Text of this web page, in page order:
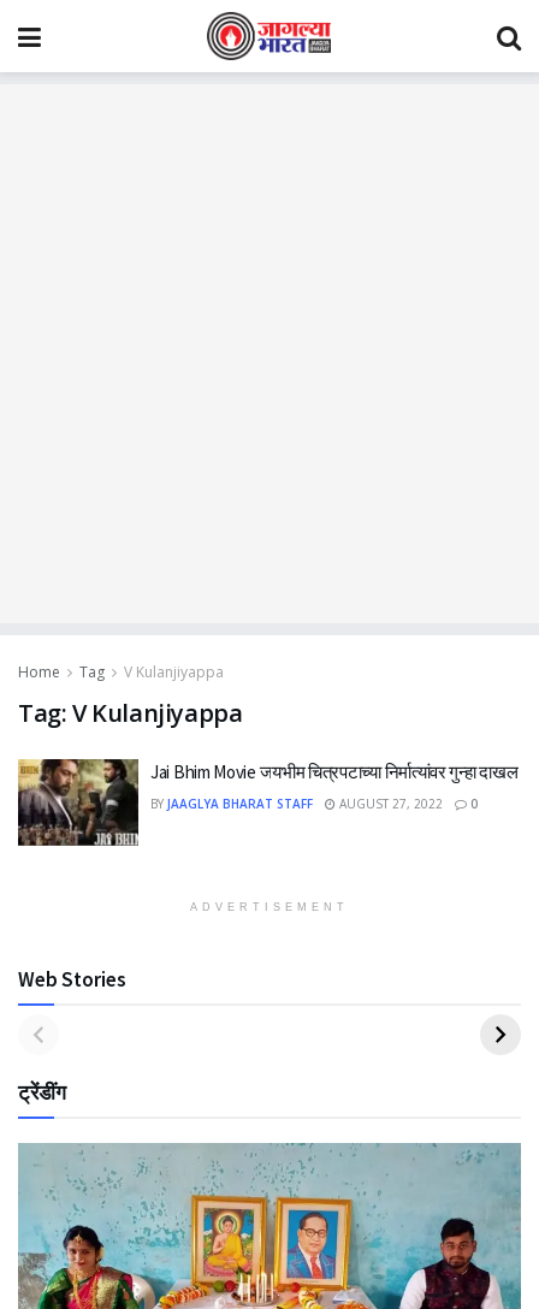
Home Tag V Kulanjiyappa
Tag:V Kulanjiyappa
Jai Bhim Movie जयभीम चित्रपटाच्या निर्मात्यांवर गुन्हा दाखल
BY JAAGLYA BHARAT STAFF AUGUST 27, 2022 0
ADVERTISEMENT
Web Stories
ट्रेंडींग